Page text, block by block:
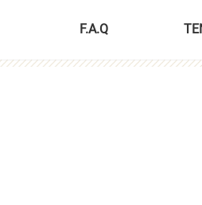
F.A.Q